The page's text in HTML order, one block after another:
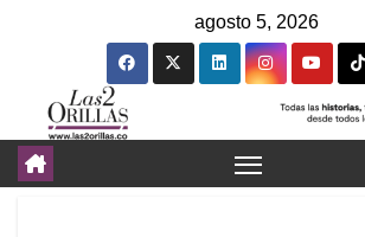
agosto 5, 2026